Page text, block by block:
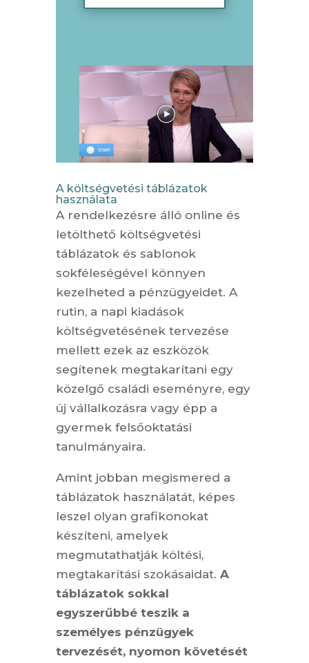
A költségvetési táblázatok
használata
A rendelkezésre álló online és
letölthető költségvetési
táblázatok és sablonok
sokféleségével könnyen
kezelheted a pénzügyeidet. A
rutin, a napi kiadások
költségvetésének tervezése
mellett ezek az eszközök
segítenek megtakarítani egy
közelgő családi eseményre, egy
új vállalkozásra vagy épp a
gyermek felsőoktatási
tanulmányaira.
Amint jobban megismered a
táblázatok használatát, képes
leszel olyan grafikonokat
készíteni, amelyek
megmutathatják költési,
megtakarítási szokásaidat. A
táblázatok sokkal
egyszerűbbé teszik a
személyes pénzügyek
tervezését, nyomon követését